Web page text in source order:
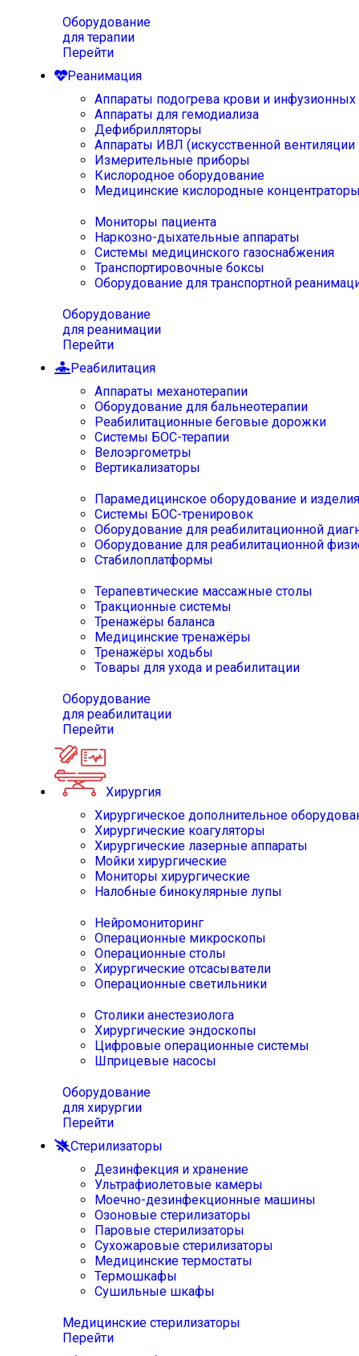
Оборудование
для терапии
Перейти
Реанимация
Аппараты подогрева крови и инфузионных
Аппараты для гемодиализа
Дефибрилляторы
Аппараты ИВЛ (искусственной вентиляции
Измерительные приборы
Кислородное оборудование
Медицинские кислородные
Мониторы пациента
Наркозно-дыхательные аппараты
Системы медицинского газоснабжения
Транспортировочные боксы
Оборудование для транспортной
Оборудование
для реанимации
Перейти
Реабилитация
Аппараты механотерапии
Оборудование для бальнеотерапии
Реабилитационные беговые дорожки
Системы БОС-терапии
Велоэргометры
Вертикализаторы
Парамедицинское оборудование и изделия
Системы БОС-тренировок
Оборудование для реабилитационной
Оборудование для реабилитационной
Стабилоплатформы
Терапевтические массажные столы
Тракционные системы
Тренажёры баланса
Медицинские тренажёры
Тренажёры ходьбы
Товары для ухода и реабилитации
Оборудование
для реабилитации
Перейти
Хирургия
Хирургическое дополнительное
Хирургические коагуляторы
Хирургические лазерные аппараты
Мойки хирургические
Мониторы хирургические
Налобные бинокулярные лупы
Нейромониторинг
Операционные микроскопы
Операционные столы
Хирургические отсасыватели
Операционные светильники
Столики анестезиолога
Хирургические эндоскопы
Цифровые операционные системы
Шприцевые насосы
Оборудование
для хирургии
Перейти
Стерилизаторы
Дезинфекция и хранение
Ультрафиолетовые камеры
Моечно-дезинфекционные машины
Озоновые стерилизаторы
Паровые стерилизаторы
Сухожаровые стерилизаторы
Медицинские термостаты
Термошкафы
Сушильные шкафы
Медицинские стерилизаторы
Перейти